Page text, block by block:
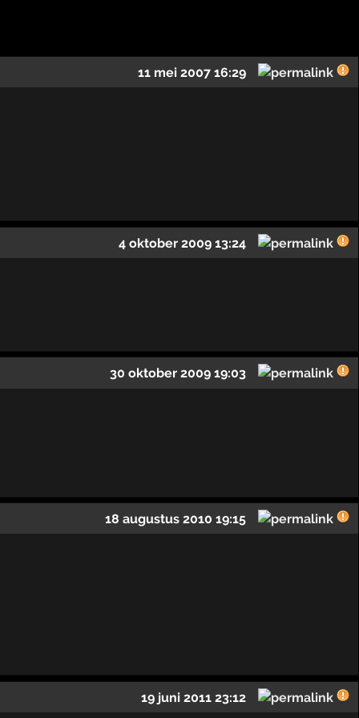
11 mei 2007 16:29
4 oktober 2009 13:24
30 oktober 2009 19:03
18 augustus 2010 19:15
19 juni 2011 23:12